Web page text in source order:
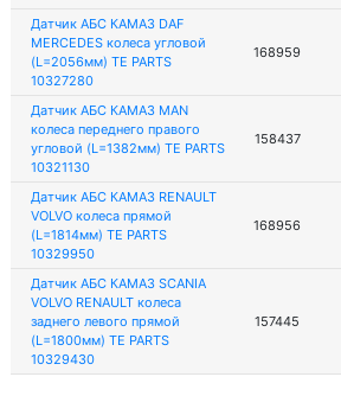
Датчик АБС КАМАЗ DAF
MERCEDES колеса угловой
(L=2056мм) TE PARTS
10327280
168959
Датчик АБС КАМАЗ MAN
колеса переднего правого
угловой (L=1382мм) TE PARTS
10321130
158437
Датчик АБС КАМАЗ RENAULT
VOLVO колеса прямой
(L=1814мм) TE PARTS
10329950
168956
Датчик АБС КАМАЗ SCANIA
VOLVO RENAULT колеса
заднего левого прямой
(L=1800мм) TE PARTS
10329430
157445